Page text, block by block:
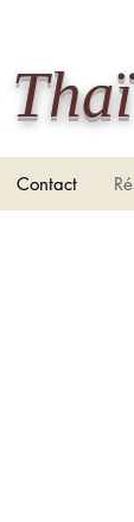
Contact